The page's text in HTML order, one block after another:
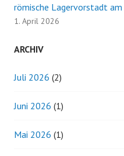
römische Lagervorstadt
1. April 2026
ARCHIV
Juli 2026 (2)
Juni 2026 (1)
Mai 2026 (1)